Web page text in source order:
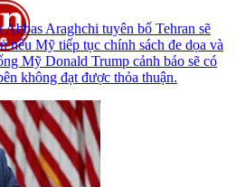
Araghchi tuyên bố Tehran sẽ
nếu Mỹ tiếp tục chính sách đe dọa và
Mỹ Donald Trump cảnh báo sẽ có
không đạt được thỏa thuận.